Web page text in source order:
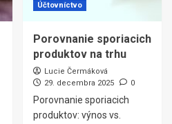
Účtovníctvo
Porovnanie sporiacich
produktov na trhu
Lucie Čermáková
29. decembra 2025
0
Porovnanie sporiacich
produktov: výnos vs.